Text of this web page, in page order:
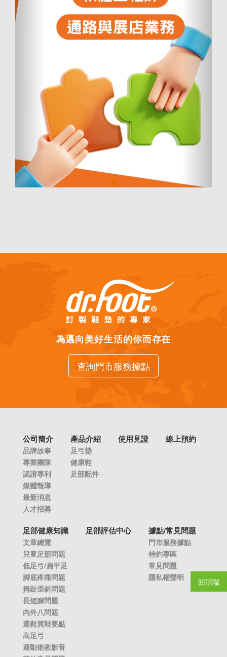
回頂端
為邁向美好生活的你而存在
查詢門市服務據點
公司簡介
品牌故事
專業團隊
認證專利
媒體報導
最新消息
人才招募
產品介紹
足弓墊
健康鞋
足部配件
使用見證 線上預約
足部健康知識
文章總覽
兒童足部問題
低足弓/扁平足
腳底疼痛問題
拇趾歪斜問題
長短腳問題
內外八問題
選鞋買鞋要點
高足弓
運動衛教影音
足部評估中心 據點/常見問題
門市服務據點
特約專區
常見問題
隱私權聲明